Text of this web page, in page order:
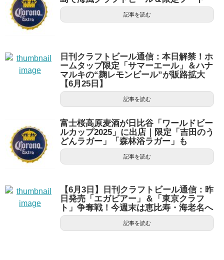
記事を読む
日刊クラフトビール通信：本日解禁！ホ
ームタップ限定「サマーエール」＆ハナ
マルキの“麹レモンビール”が販路拡大
【6月25日】
記事を読む
富士桜高原麦酒が日比谷「ワールドビー
ルカップ2025」に出店｜限定「吉田のう
どんラガー」「森林浴ラガー」も
記事を読む
【6月3日】日刊クラフトビール通信：昨
日発売「エガビアー」＆「東京クラフ
ト」争奪戦！今週末は恵比寿・海老名へ
記事を読む